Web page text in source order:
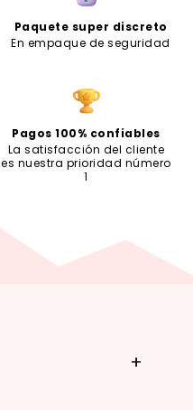
Paquete super discreto
En empaque de seguridad
Pagos 100% confiables
La satisfacción del cliente
es nuestra prioridad número
1